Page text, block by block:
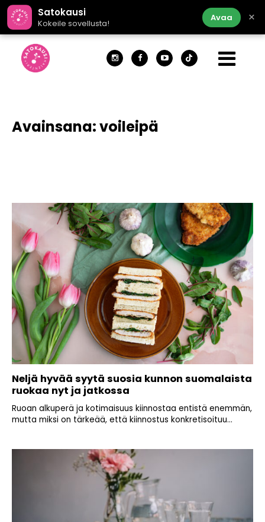
Satokausi
Kokeile sovellusta!
Avaa ×
Avainsana:voileipä
Neljä hyvää syytä suosia kunnon suomalaista
ruokaa nyt ja jatkossa
Ruoan alkuperä ja kotimaisuus kiinnostaa entistä enemmän,
mutta miksi on tärkeää, että kiinnostus konkretisoituu...